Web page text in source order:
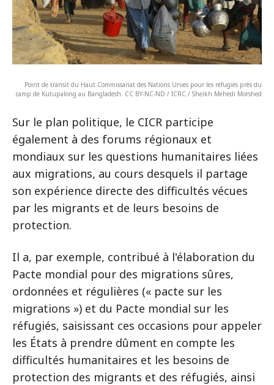
Point de transit du Haut Commissariat des Nations Unies pour les réfugiés près du
camp de Kutupalong au Bangladesh. CC BY-NC-ND / ICRC / Sheikh Mehedi Morshed
Sur le plan politique, le CICR participe
également à des forums régionaux et
mondiaux sur les questions humanitaires liées
aux migrations, au cours desquels il partage
son expérience directe des difficultés vécues
par les migrants et de leurs besoins de
protection.
Il a, par exemple, contribué à l'élaboration du
Pacte mondial pour des migrations sûres,
ordonnées et régulières (« pacte sur les
migrations ») et du Pacte mondial sur les
réfugiés, saisissant ces occasions pour appeler
les États à prendre dûment en compte les
difficultés humanitaires et les besoins de
protection des migrants et des réfugiés, ainsi